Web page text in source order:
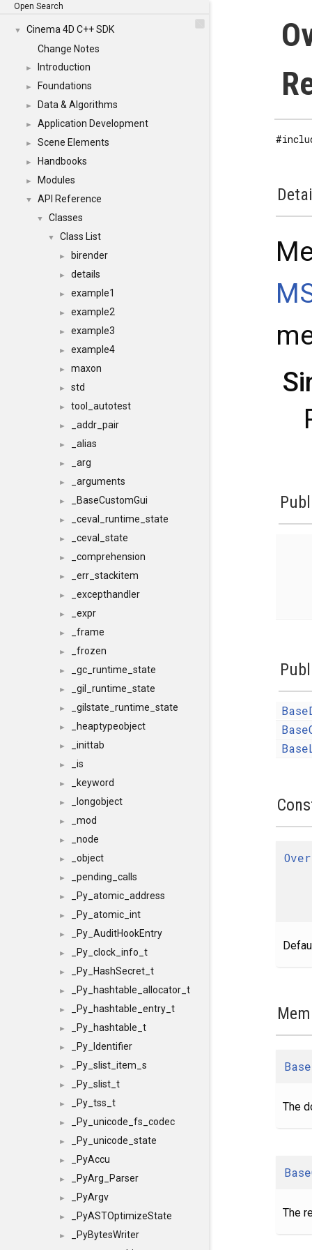
Open Search
▼
Cinema 4D C++ SDK
Change Notes
► Introduction
► Foundations
► Data & Algorithms
► Application Development
► Scene Elements
► Handbooks
► Modules
▼ API Reference
▼ Classes
▼ Class List
► birender
► details
► example1
► example2
► example3
► example4
► maxon
► std
► tool_autotest
► _addr_pair
► _alias
► _arg
► _arguments
► _BaseCustomGui
► _ceval_runtime_state
► _ceval_state
► _comprehension
► _err_stackitem
► _excepthandler
► _expr
► _frame
► _frozen
► _gc_runtime_state
► _gil_runtime_state
► _gilstate_runtime_state
► _heaptypeobject
► _inittab
► _is
► _keyword
► _longobject
► _mod
► _node
► _object
► _pending_calls
► _Py_atomic_address
► _Py_atomic_int
► _Py_AuditHookEntry
► _Py_clock_info_t
► _Py_HashSecret_t
► _Py_hashtable_allocator_t
► _Py_hashtable_entry_t
► _Py_hashtable_t
► _Py_Identifier
► _Py_slist_item_s
► _Py_slist_t
► _Py_tss_t
► _Py_unicode_fs_codec
► _Py_unicode_state
► _PyAccu
► _PyArg_Parser
► _PyArgv
► _PyASTOptimizeState
►
_PyBytesWriter
The
The